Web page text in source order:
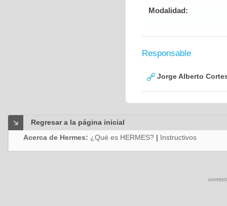
Modalidad:
Responsable
Jorge Alberto
Regresar a la página inicial
Acerca de Hermes: ¿Qué es HERMES? | Instructivos